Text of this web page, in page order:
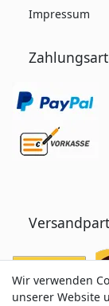
Impressum
Wir verwenden
unserer Website
Wir verwenden
unserer Website